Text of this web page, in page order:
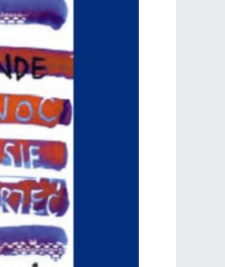
SZCZEGÓŁY